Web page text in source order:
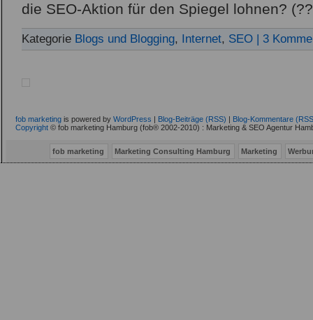
die SEO-Aktion für den Spiegel lohnen?
Kategorie Blogs und Blogging, Internet, SEO | 3
fob marketing is powered by WordPress Blog-Beiträge (RSS)
Blog-Kommentare
Copyright © fob marketing Hamburg (fob® 2002-2010) : Marketing & SEO Agentur
fob marketing Marketing Consulting Hamburg Marketing